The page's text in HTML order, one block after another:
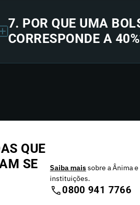
7. POR QUE UMA
CORRESPONDE A
QUE
SE
Saiba maissobre a Ânima
instituições.
0800 941 7766